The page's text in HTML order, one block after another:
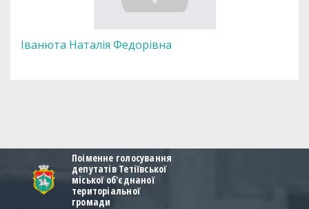
Іванюта Наталія Федорівна
Поіменне голосування
депутатів Тетіївської
міської об'єднаної
територіальної
громади